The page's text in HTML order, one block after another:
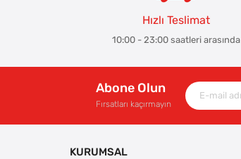
Hızlı Teslimat
10:00 - 23:00 saatleri arasında
Abone Olun
Fırsatları kaçırmayın
KURUMSAL